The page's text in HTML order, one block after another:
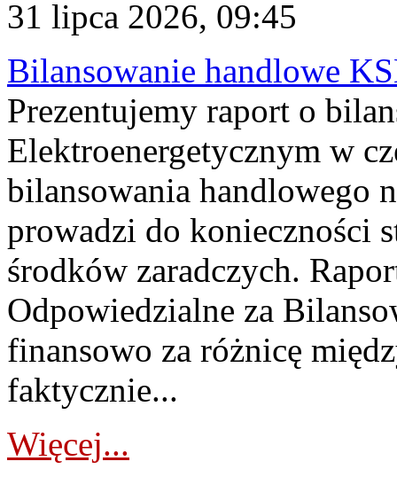
31 lipca 2026, 09:45
Bilansowanie handlowe
Prezentujemy raport o
Elektroenergetycznym w
bilansowania handlowego
prowadzi do konieczności
środków zaradczych.
Odpowiedzialne za
finansowo za różnicę
faktycznie...
Więcej...